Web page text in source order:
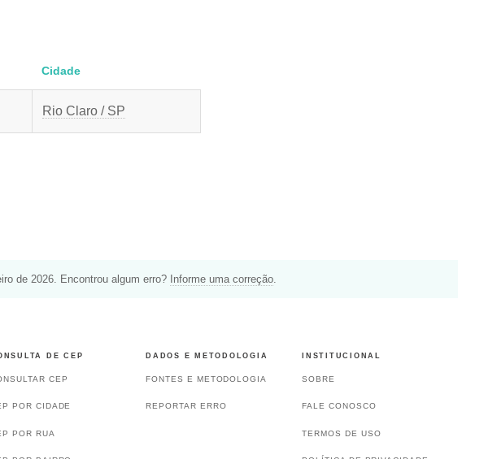
Cidade
Rio Claro / SP
de 2026. Encontrou algum erro? Informe uma correção
DE CEP
CEP
POR CIDADE
POR RUA
DADOS E METODOLOGIA
FONTES E METODOLOGIA
REPORTAR ERRO
INSTITUCIONAL
SOBRE
FALE CONOSCO
TERMOS DE USO